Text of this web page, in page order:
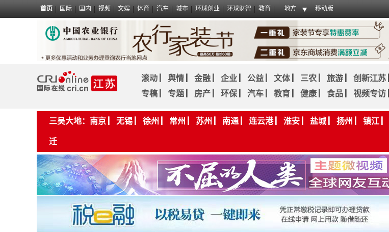
首页 国际 国内 视频 文娱 体育 汽车 城市 环球创业 环球财智 教育 地方 移动版
滚动 舆情 金融 企业 公益 文体 三农 旅游 创新江苏
专稿
专题 房产 环保 汽车 教育 健康 食品 视频专访
三吴大地： 南京 无锡 徐州 常州 苏州 南通 连云港▏ 淮安 盐城▏ 扬州 镇江
迁